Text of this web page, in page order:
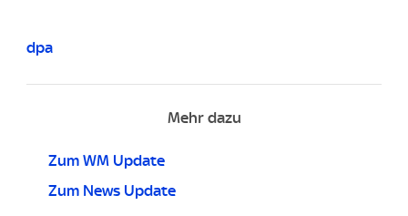
dpa
Mehr dazu
Zum WM Update
Zum News Update